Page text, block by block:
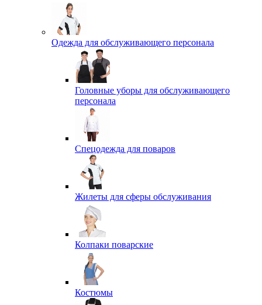
Одежда для обслуживающего персонала
Головные уборы для обслуживающего
персонала
Спецодежда для поваров
Жилеты для сферы обслуживания
Колпаки поварские
Костюмы